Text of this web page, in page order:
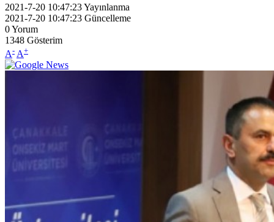
2021-7-20 10:47:23Yayınlanma
2021-7-20 10:47:23 Güncelleme
0Yorum
1348 Gösterim
A- A+